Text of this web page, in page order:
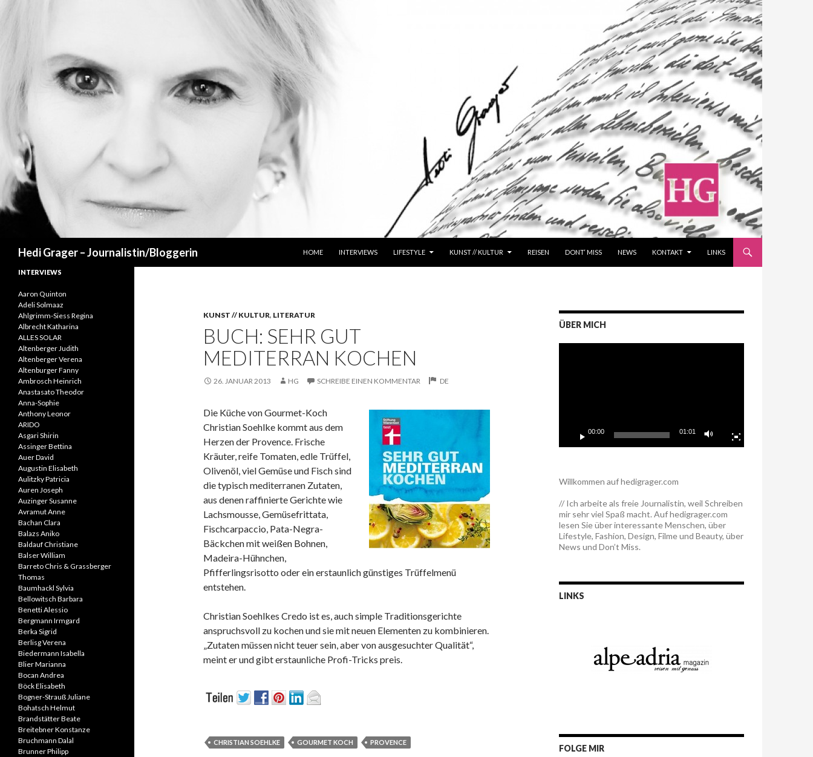
Hedi Grager – Journalistin/Bloggerin
HOME
INTERVIEWS LIFESTYLE KUNST // KULTUR REISEN DONT‘ MISS NEWS KONTAKT LINKS
KUNST // KULTUR, LITERATUR
BUCH: SEHR GUT
MEDITERRAN KOCHEN
26. JANUAR 2013 HG SCHREIBE EINEN KOMMENTAR DE
Die Küche von Gourmet-Koch
Christian Soehlke kommt aus dem
Herzen der Provence. Frische
Kräuter, reife Tomaten, edle Trüffel,
Olivenöl, viel Gemüse und Fisch sind
die typisch mediterranen Zutaten,
aus denen raffinierte Gerichte wie
Lachsmousse, Gemüsefrittata,
Fischcarpaccio, Pata-Negra-
Bäckchen mit weißen Bohnen,
Madeira-Hühnchen,
Pfifferlingsrisotto oder ein erstaunlich günstiges Trüffelmenü
entstehen.
Christian Soehlkes Credo ist es, auch simple Traditionsgerichte
anspruchsvoll zu kochen und sie mit neuen Elementen zu kombinieren.
„Zutaten müssen nicht teuer sein, aber von ausgesuchter Qualität“,
meint er und gibt erstaunliche Profi-Tricks preis.
CHRISTIAN SOEHLKE GOURMET KOCH PROVENCE
ÜBER MICH
00:00 01:01
Willkommen auf hedigrager.com
// Ich arbeite als freie Journalistin, weil Schreiben
mir sehr viel Spaß macht. Auf hedigrager.com
lesen Sie über interessante Menschen, über
Lifestyle, Fashion, Design, Filme und Beauty, über
News und Don’t Miss.
LINKS
FOLGE MIR
INTERVIEWS
Aaron Quinton
Adeli Solmaaz
Ahlgrimm-Siess Regina
Albrecht Katharina
ALLES SOLAR
Altenberger Judith
Altenberger Verena
Altenburger Fanny
Ambrosch Heinrich
Anastasato Theodor
Anna-Sophie
Anthony Leonor
ARIDO
Asgari Shirin
Assinger Bettina
Auer David
Augustin Elisabeth
Aulitzky Patricia
Auren Joseph
Auzinger Susanne
Avramut Anne
Bachan Clara
Balazs Aniko
Baldauf Christiane
Balser William
Barreto Chris & Grassberger
Thomas
Baumhackl Sylvia
Bellowitsch Barbara
Benetti Alessio
Bergmann Irmgard
Berka Sigrid
Berlisg Verena
Biedermann Isabella
Blier Marianna
Bocan Andrea
Böck Elisabeth
Bogner-Strauß Juliane
Bohatsch Helmut
Brandstätter Beate
Breitebner Konstanze
Bruchmann Dalal
Brunner Philipp